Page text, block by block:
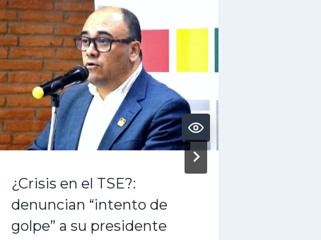
¿Crisis en el TSE?:
denuncian “intento de
golpe” a su presidente